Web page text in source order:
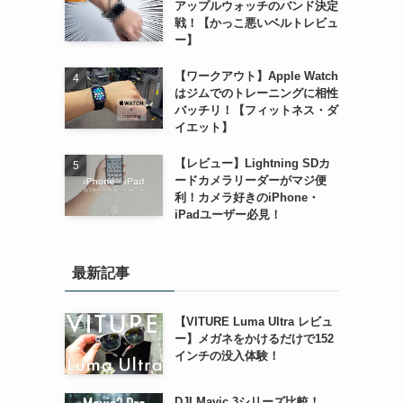
アップルウォッチのバンド決定
戦！【かっこ悪いベルトレビュ
ー】
【ワークアウト】Apple Watch
はジムでのトレーニングに相性
バッチリ！【フィットネス・ダ
イエット】
【レビュー】Lightning SDカ
ードカメラリーダーがマジ便
利！カメラ好きのiPhone・
iPadユーザー必見！
最新記事
【VITURE Luma Ultra レビュ
ー】メガネをかけるだけで152
インチの没入体験！